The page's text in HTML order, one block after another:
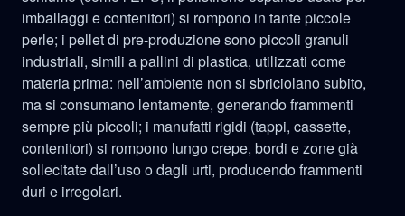
imballaggi e contenitori) si rompono in tante piccole
perle; i pellet di pre‑produzione sono piccoli granuli
industriali, simili a pallini di plastica, utilizzati come
materia prima: nell’ambiente non si sbriciolano subito,
ma si consumano lentamente, generando frammenti
sempre più piccoli; i manufatti rigidi (tappi, cassette,
contenitori) si rompono lungo crepe, bordi e zone già
sollecitate dall’uso o dagli urti, producendo frammenti
duri e irregolari.